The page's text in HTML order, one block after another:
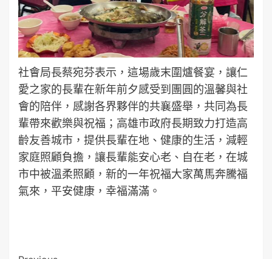
社會局長蔡宛芬表示，這場歲末圍爐餐宴，讓仁
愛之家的長輩在新年前夕感受到團圓的溫馨與社
會的陪伴，感謝各界夥伴的共襄盛舉，共同為長
輩帶來歡樂與祝福；高雄市政府長期致力打造高
齡友善城市，提供長輩在地、健康的生活，減輕
家庭照顧負擔，讓長輩能安心老、自在老，在城
市中被溫柔照顧，新的一年祝福大家萬馬奔騰福
氣來，平安健康，幸福滿滿。